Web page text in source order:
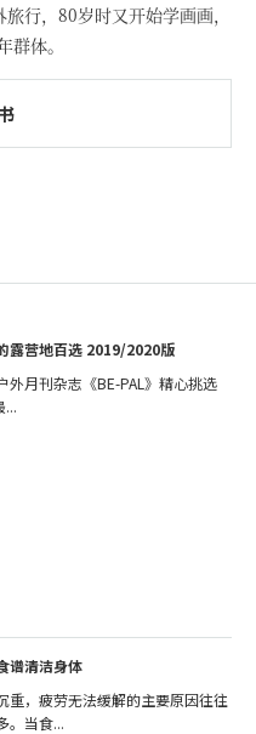
行，80岁时又开始学画画，
体。
露营地百选 2019/2020版
外月刊杂志《BE-PAL》精心挑选
...
谱清洁身体
重，疲劳无法缓解的主要原因往往
。当食...